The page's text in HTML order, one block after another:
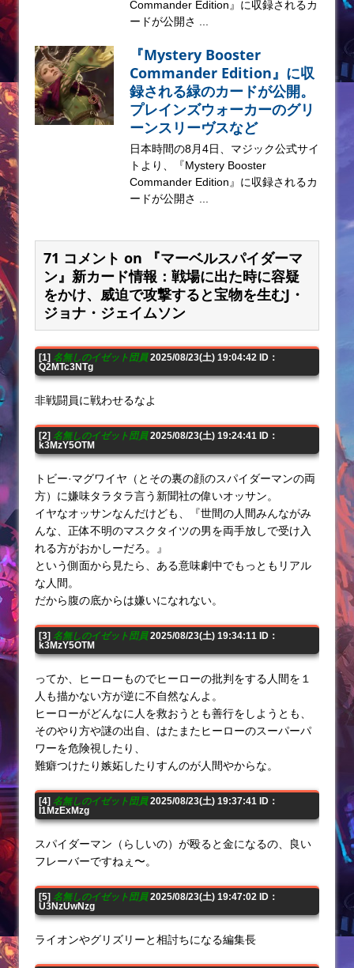
Commander Edition』に収録されるカ
ードが公開さ ...
『Mystery Booster
Commander Edition』に収
録される緑のカードが公開。
プレインズウォーカーのグリ
ーンスリーヴスなど
日本時間の8月4日、マジック公式サイ
トより、『Mystery Booster
Commander Edition』に収録されるカ
ードが公開さ ...
71 コメント on 『マーベルスパイダーマ
ン』新カード情報：戦場に出た時に容疑
をかけ、威迫で攻撃すると宝物を生むJ・
ジョナ・ジェイムソン
[1] 名無しのイゼット団員2025/08/23(土) 19:04:42 ID：
Q2MTc3NTg
非戦闘員に戦わせるなよ
[2] 名無しのイゼット団員2025/08/23(土) 19:24:41 ID：
k3MzY5OTM
トビー·マグワイヤ（とその裏の顔のスパイダーマンの両
方）に嫌味タラタラ言う新聞社の偉いオッサン。
イヤなオッサンなんだけども、『世間の人間みんながみ
んな、正体不明のマスクタイツの男を両手放しで受け入
れる方がおかしーだろ。』
という側面から見たら、ある意味劇中でもっともリアル
な人間。
だから腹の底からは嫌いになれない。
[3] 名無しのイゼット団員2025/08/23(土) 19:34:11 ID：
k3MzY5OTM
ってか、ヒーローものでヒーローの批判をする人間を１
人も描かない方が逆に不自然なんよ。
ヒーローがどんなに人を救おうとも善行をしようとも、
そのやり方や謎の出自、はたまたヒーローのスーパーパ
ワーを危険視したり、
難癖つけたり嫉妬したりすんのが人間やからな。
[4] 名無しのイゼット団員2025/08/23(土) 19:37:41 ID：
I1MzExMzg
スパイダーマン（らしいの）が殴ると金になるの、良い
フレーバーですねぇ〜。
[5] 名無しのイゼット団員2025/08/23(土) 19:47:02 ID：
U3NzUwNzg
ライオンやグリズリーと相討ちになる編集長